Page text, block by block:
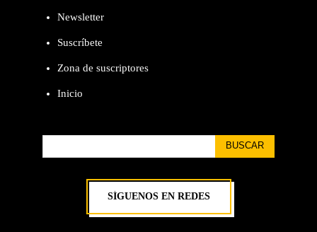
Newsletter
Suscríbete
Zona de suscriptores
Inicio
BUSCAR
SÍGUENOS EN REDES